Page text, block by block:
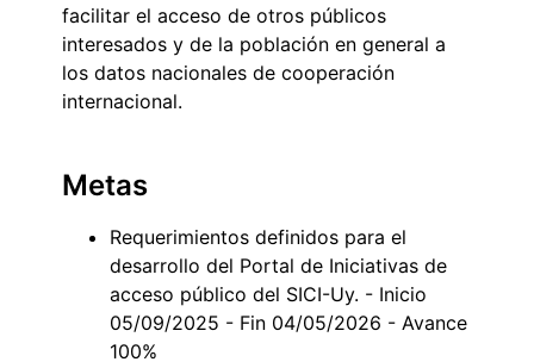
facilitar el acceso de otros públicos
interesados y de la población en general a
los datos nacionales de cooperación
internacional.
Metas
Requerimientos definidos para el
desarrollo del Portal de Iniciativas de
acceso público del SICI-Uy. - Inicio
05/09/2025 - Fin 04/05/2026 - Avance
100%